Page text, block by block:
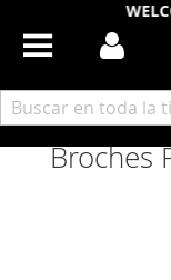
Inicio
Broches Presión
Broches